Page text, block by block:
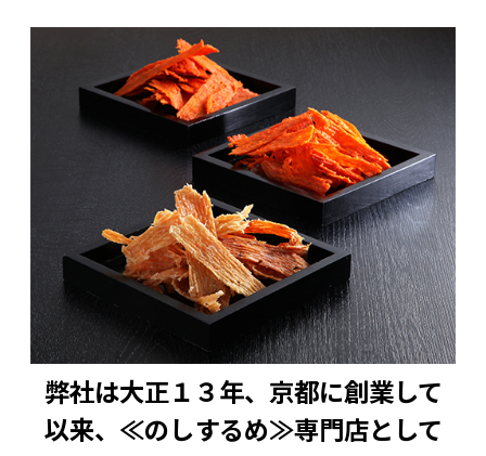
弊社は大正１３年、京都に創業して
以来、≪のしするめ≫専門店として